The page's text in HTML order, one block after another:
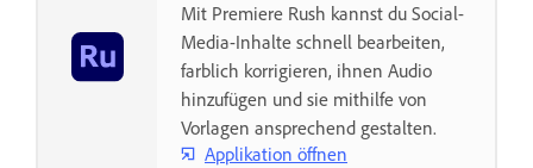
Mit Premiere Rush kannst du Social-
Media-Inhalte schnell bearbeiten,
farblich korrigieren, ihnen Audio
hinzufügen und sie mithilfe von
Vorlagen ansprechend gestalten.
Applikation öffnen